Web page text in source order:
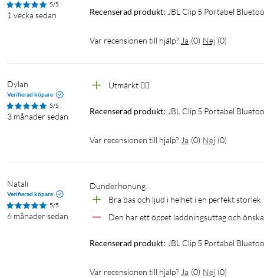
Vatten- och dammtät
Vill du ha ett ännu fylligare JBL Pro-ljud? Parkoppla två Clip 5
för ett ännu fylligare ljud.
JBL Portable-app
Använd JBL Portable-appen för att få uppdateringar,
Finjustera ditt ljud med flera alternativ för EQ-förinställningar.
5/5
1 vecka sedan Recenserad produkt: JBL Clip 5 Portabel
Var recensionen till hjälp? Ja (0) Nej (0)
Dylan
Verifierad köpare
5/5
3 månader sedan
Utmärkt 👌🏾
Recenserad produkt: JBL Clip 5 Portabel
Var recensionen till hjälp? Ja (0) Nej (0)
Natali
Verifierad köpare
5/5
6 månader sedan
Dunderhonung.
Bra bas och ljud i helhet i en perfekt storlek.
Den har ett öppet laddningsuttag och
Recenserad produkt: JBL Clip 5 Portabel
Var recensionen till hjälp? Ja (0) Nej (0)